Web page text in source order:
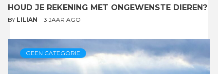
HOUD JE REKENING MET ONGEWENSTE DIEREN?
BY LILIAN 3 JAAR AGO
GEEN CATEGORIE